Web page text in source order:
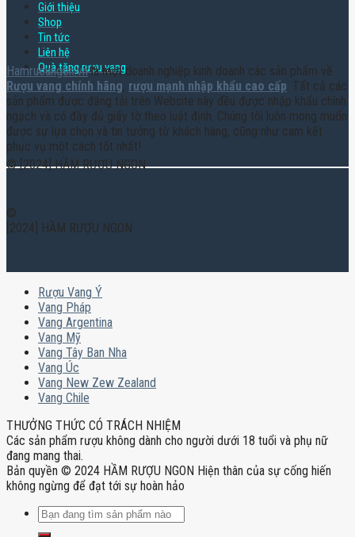
Giới thiệu
Shop
Tin tức
Liên hệ
Quà tặng rượu vang
Hamruoungon.vnlà một doanh nghiệp kinh doanh các sản phẩm về
Rượu vang chính hãng, rượu mạnh nhập khẩu cao cấp. Tất cả các
sản phẩm được đăng tải trên Website này đều được nhập khẩu chính
ngạch và có đầy đủ giấy tờ theo luật định. Chúng tôi luôn mong muốn
được sự lựa chọn và tin tưởng từ khách hàng, cũng như cam kết
phục vụ một cách tốt nhất!
© [2024] HẦM RƯỢU NGON
©
[2024] HẦM RƯỢU NGON
Rượu Vang Ý
Vang Pháp
Vang Argentina
Vang Mỹ
Vang Tây Ban Nha
Vang Úc
Vang New Zew Zealand
Vang Chile
THƯỞNG THỨC CÓ TRÁCH NHIỆM
Các sản phẩm rượu không dành cho người dưới 18 tuổi và phụ nữ
đang mang thai.
Bản quyền © 2024 HẦM RƯỢU NGON Hiện thân của sự cống hiến
không ngừng để đạt tới sự hoàn hảo
Tìm